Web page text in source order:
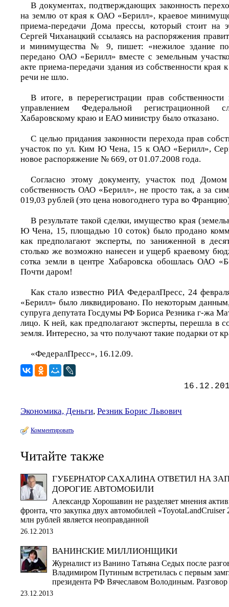
В документах, подтверждающих законность
на землю от края к ОАО «Берилл», краевое
приема-передачи Дома прессы, который стоит на
Сергей Чиханацкий ссылаясь на распоряжения
и минимущества № 9, пишет: «нежилое здание
передано ОАО «Берилл» вместе с земельным
акте приема-передачи здания из собственности
речи не шло.
В итоге, в перерегистрации прав
управлением Федеральной
Хабаровскому краю и ЕАО министру было отказано.
С целью придания законности перехода прав
участок по ул. Ким Ю Чена, 15 к ОАО «Берилл»,
новое распоряжение № 669, от 01.07.2008 года.
Согласно этому документу, участок под
собственность ОАО «Берилл», не просто так, а за
019,03 рублей (это цена новогоднего тура во
В результате такой сделки, имущество края
Ю Чена, 15, площадью 10 соток) было продано
как предполагают эксперты, по заниженной в
столько же возможно нанесен и ущерб краевому
сотка земли в центре Хабаровска обошлась ОАО
Почти даром!
Как стало известно РИА ФедералПресс, 24
«Берилл» было ликвидировано. По некоторым
супруга депутата Госдумы РФ Бориса Резника г-жа
лицо. К ней, как предполагают эксперты, перешла в
земля. Интересно, за что получают такие подарки от
«ФедералПресс», 16.12.09.
Экономика, Деньги, Резник Борис Львович
Комментировать
Читайте также
ГУБЕРНАТОР САХАЛИНА ОТВЕТИЛ НА
ДОРОГИЕ АВТОМОБИЛИ
Александр Хорошавин не разделяет мнения
фронта, что закупка двух автомобилей
млн рублей является неоправданной
26.12.2013
ВАНИНСКИЕ МИЛЛИОНЩИКИ
Журналист из Ванино Татьяна Седых после
Владимиром Путиным встретилась с первым
президента РФ Вячеславом Володиным.
23.12.2013